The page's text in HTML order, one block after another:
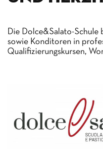
Die Dolce&Salato-
sowie Konditoren in
Qualifizierungskursen,